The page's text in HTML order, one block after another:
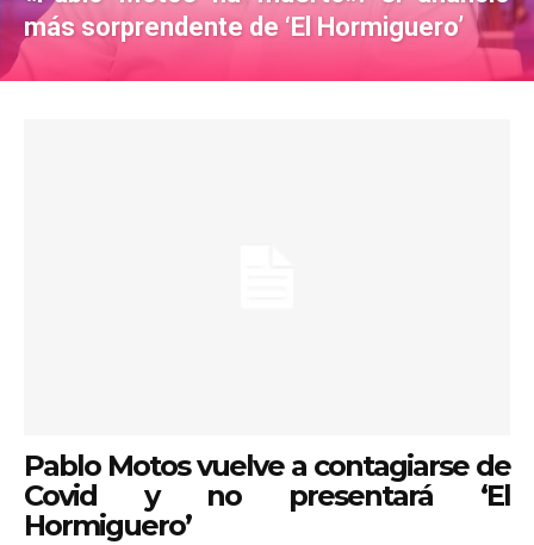
más sorprendente de ‘El Hormiguero’
Pablo Motos vuelve a contagiarse de
Covid y no presentará ‘El
Hormiguero’